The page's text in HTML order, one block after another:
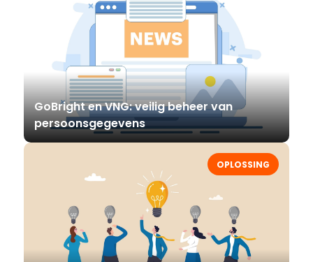
GoBright en VNG: veilig beheer van
persoonsgegevens
OPLOSSING